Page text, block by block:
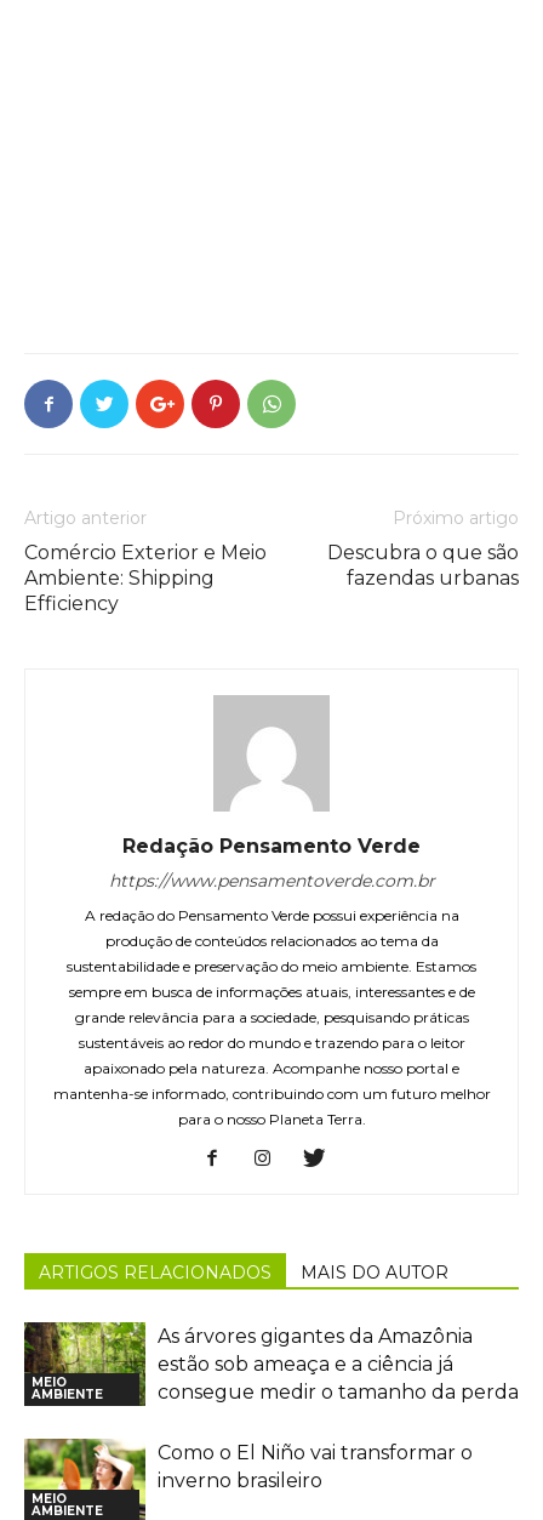
Artigo anterior
Comércio Exterior e Meio
Ambiente: Shipping
Efficiency
Próximo artigo
Descubra o que são
fazendas urbanas
Redação Pensamento Verde
https://www.pensamentoverde.com.br
A redação do Pensamento Verde possui experiência na
produção de conteúdos relacionados ao tema da
sustentabilidade e preservação do meio ambiente. Estamos
sempre em busca de informações atuais, interessantes e de
grande relevância para a sociedade, pesquisando práticas
sustentáveis ao redor do mundo e trazendo para o leitor
apaixonado pela natureza. Acompanhe nosso portal e
mantenha-se informado, contribuindo com um futuro melhor
para o nosso Planeta Terra.
ARTIGOS RELACIONADOS MAIS DO AUTOR
MEIO
AMBIENTE
As árvores gigantes da Amazônia
estão sob ameaça e a ciência já
consegue medir o tamanho da perda
MEIO
AMBIENTE
Como o El Niño vai transformar o
inverno brasileiro